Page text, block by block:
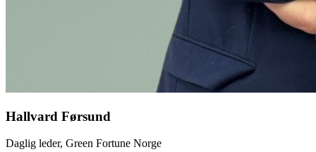
Hallvard Førsund
Daglig leder, Green Fortune Norge